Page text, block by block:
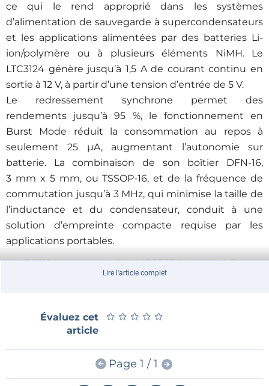
ce qui le rend approprié dans les systèmes
d’alimentation de sauvegarde à supercondensateurs
et les applications alimentées par des batteries Li-
ion/polymère ou à plusieurs éléments NiMH. Le
LTC3124 génère jusqu’à 1,5 A de courant continu en
sortie à 12 V, à partir d’une tension d’entrée de 5 V.
Le redressement synchrone permet des
rendements jusqu’à 95 %, le fonctionnement en
Burst Mode réduit la consommation au repos à
seulement 25 µA, augmentant l’autonomie sur
batterie. La combinaison de son boîtier DFN-16,
3 mm x 5 mm, ou TSSOP‑16, et de la fréquence de
commutation jusqu’à 3 MHz, qui minimise la taille de
l’inductance et du condensateur, conduit à une
solution d’empreinte compacte requise par les
applications portables.
Le LTC3124 comprend des MOSFET internes, à R
de seulement 130 mΩ (canal N) et 200 m
déconnexion de la sortie permet la décharge
complète de la tension de sortie à l’arrêt. Une
de réduire les surintensités vues par l’alimentation
d’entrée. Le LTC3124 régule aussi la tension de sortie
Lire l'article complet
Évaluez cet
article
★ ★ ★ ★ ★
★ ★ ★ ★ ★
Page 1 / 1